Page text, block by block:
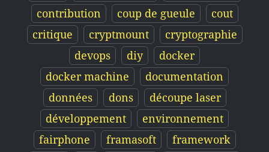
contribution
coup de gueule
cout
critique
cryptmount
cryptographie
devops
diy
docker
docker machine
documentation
données
dons
découpe laser
développement
environnement
fairphone
framasoft
framework